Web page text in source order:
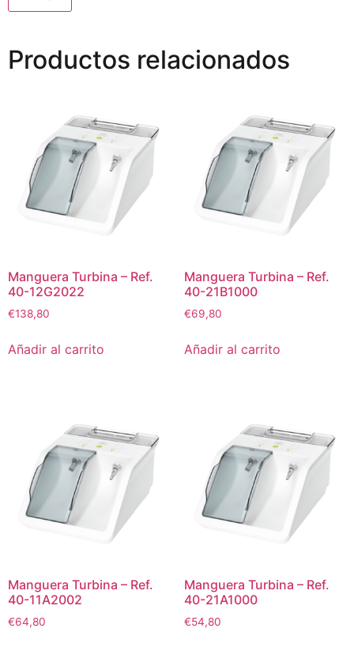
Productos relacionados
Manguera Turbina – Ref.
40-12G2022
€138,80
Añadir al carrito
Manguera Turbina – Ref.
40-21B1000
€69,80
Añadir al carrito
Manguera Turbina – Ref.
40-11A2002
€64,80
Manguera Turbina – Ref.
40-21A1000
€54,80